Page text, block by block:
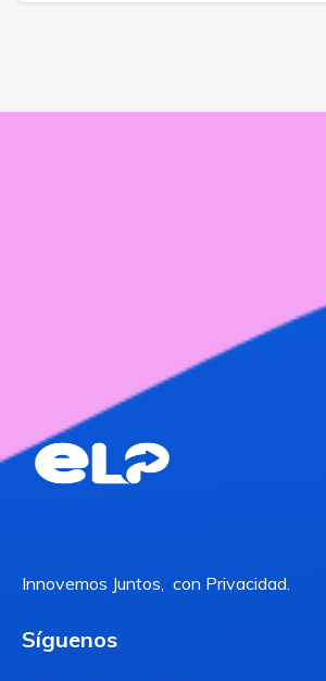
Innovemos Juntos, con Privacidad.
Síguenos